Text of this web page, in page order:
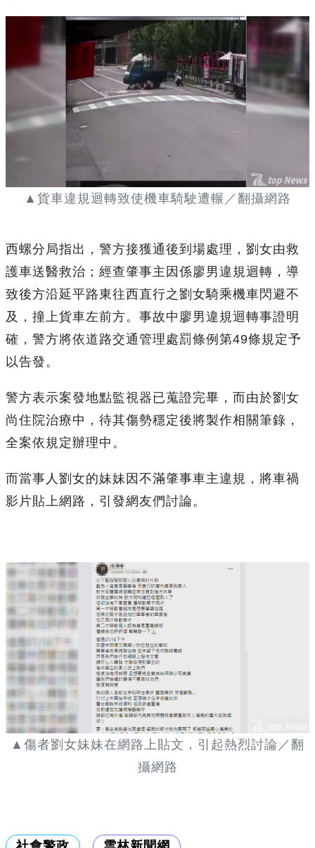
▲貨車違規迴轉致使機車騎駛遭輾／翻攝網路
西螺分局指出，警方接獲通後到場處理，劉女由救
護車送醫救治；經查肇事主因係廖男違規迴轉，導
致後方沿延平路東往西直行之劉女騎乘機車閃避不
及，撞上貨車左前方。事故中廖男違規迴轉事證明
確，警方將依道路交通管理處罰條例第49條規定予
以告發。
警方表示案發地點監視器已蒐證完畢，而由於劉女
尚住院治療中，待其傷勢穩定後將製作相關筆錄，
全案依規定辦理中。
而當事人劉女的妹妹因不滿肇事車主違規，將車禍
影片貼上網路，引發網友們討論。
▲傷者劉女妹妹在網路上貼文，引起熱烈討論／翻
攝網路